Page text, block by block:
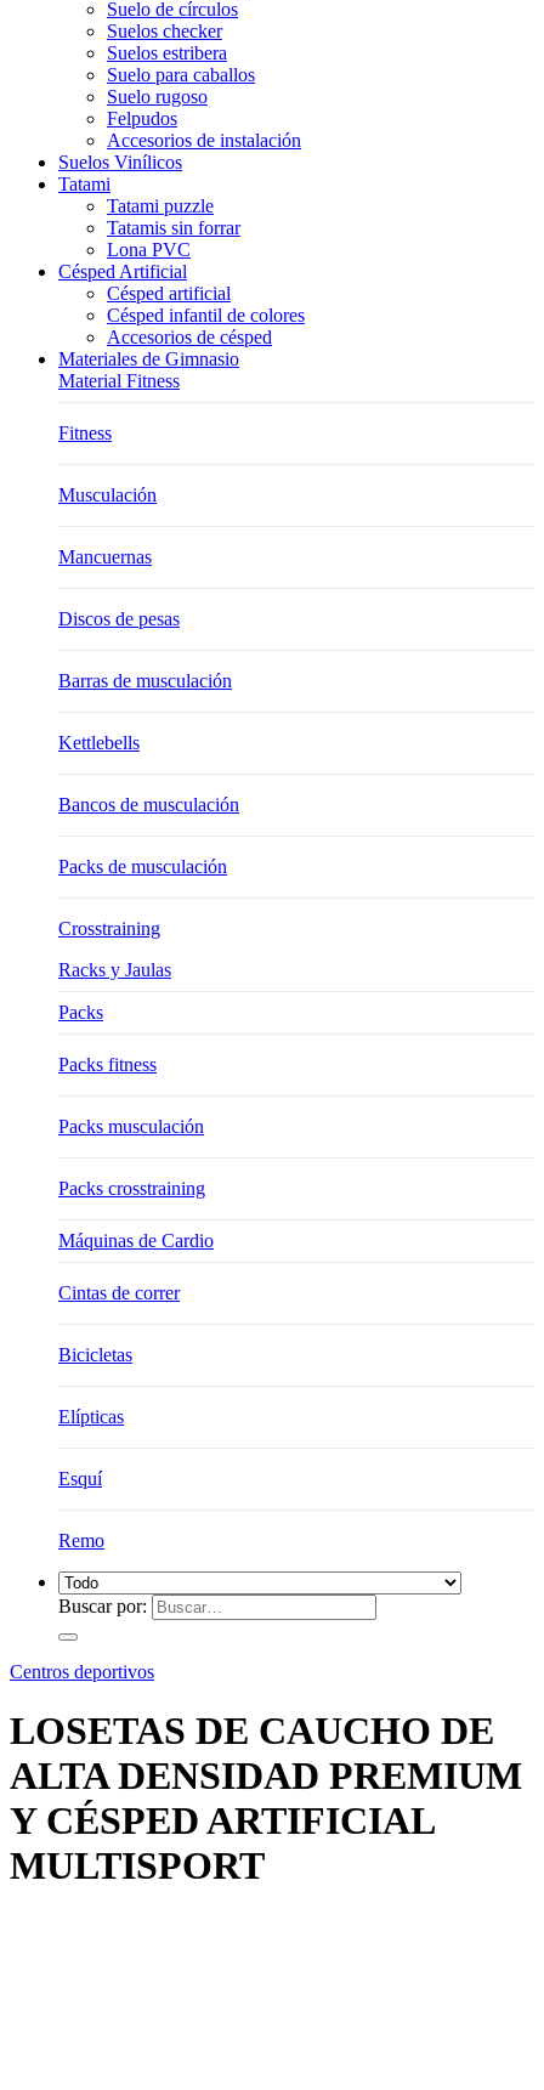
Suelo de círculos
Suelos checker
Suelos estribera
Suelo para caballos
Suelo rugoso
Felpudos
Accesorios de instalación
Suelos Vinílicos
Tatami
Tatami puzzle
Tatamis sin forrar
Lona PVC
Césped Artificial
Césped artificial
Césped infantil de colores
Accesorios de césped
Materiales de Gimnasio
Material Fitness
Fitness
Musculación
Mancuernas
Discos de pesas
Barras de musculación
Kettlebells
Bancos de musculación
Packs de musculación
Crosstraining
Racks y Jaulas
Packs
Packs fitness
Packs musculación
Packs crosstraining
Máquinas de Cardio
Cintas de correr
Bicicletas
Elípticas
Esquí
Remo
Buscar por:
Centros deportivos
LOSETAS DE CAUCHO DE
ALTA DENSIDAD PREMIUM
Y CÉSPED ARTIFICIAL
MULTISPORT